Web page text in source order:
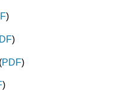
)
)
PDF)
)